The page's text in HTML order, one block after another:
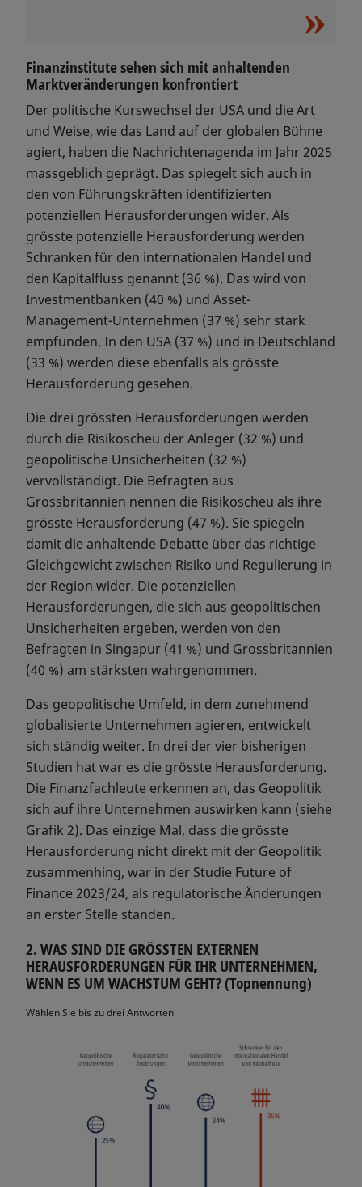
Finanzinstitute sehen sich mit anhaltenden
Marktveränderungen konfrontiert
Der politische Kurswechsel der USA und die Art
und Weise, wie das Land auf der globalen Bühne
agiert, haben die Nachrichtenagenda im Jahr 2025
massgeblich geprägt. Das spiegelt sich auch in
den von Führungskräften identifizierten
potenziellen Herausforderungen wider. Als
grösste potenzielle Herausforderung werden
Schranken für den internationalen Handel und
den Kapitalfluss genannt (36 %). Das wird von
Investmentbanken (40 %) und Asset-
Management-Unternehmen (37 %) sehr stark
empfunden. In den USA (37 %) und in Deutschland
(33 %) werden diese ebenfalls als grösste
Herausforderung gesehen.
Die drei grössten Herausforderungen werden
durch die Risikoscheu der Anleger (32 %) und
geopolitische Unsicherheiten (32 %)
vervollständigt. Die Befragten aus
Grossbritannien nennen die Risikoscheu als ihre
grösste Herausforderung (47 %). Sie spiegeln
damit die anhaltende Debatte über das richtige
Gleichgewicht zwischen Risiko und Regulierung in
der Region wider. Die potenziellen
Herausforderungen, die sich aus geopolitischen
Unsicherheiten ergeben, werden von den
Befragten in Singapur (41 %) und Grossbritannien
(40 %) am stärksten wahrgenommen.
Das geopolitische Umfeld, in dem zunehmend
globalisierte Unternehmen agieren, entwickelt
sich ständig weiter. In drei der vier bisherigen
Studien hat war es die grösste Herausforderung.
Die Finanzfachleute erkennen an, das Geopolitik
sich auf ihre Unternehmen auswirken kann (siehe
Grafik 2). Das einzige Mal, dass die grösste
Herausforderung nicht direkt mit der Geopolitik
zusammenhing, war in der Studie Future of
Finance 2023/24, als regulatorische Änderungen
an erster Stelle standen.
2. WAS SIND DIE GRÖSSTEN EXTERNEN
HERAUSFORDERUNGEN FÜR IHR UNTERNEHMEN,
WENN ES UM WACHSTUM GEHT? (Topnennung)
Wählen Sie bis zu drei Antworten